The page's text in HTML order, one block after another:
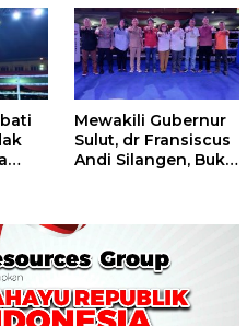
Piala Wali Kota
Mewakili Gubernur
Sulut, dr Fransiscus
Andi Silangen, Buka
Piala Wali Kota
Manado